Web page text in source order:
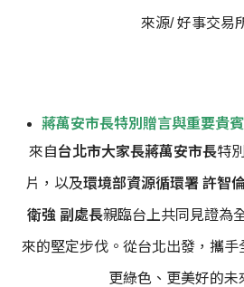
來源/ 好事交易
蔣萬安市長特別贈言與重要貴
來自台北市大家長蔣萬安市長特
片，以及環境部資源循環署 許智
衛強 副處長親臨台上共同見證為
來的堅定步伐。從台北出發，攜手
更綠色、更美好的未